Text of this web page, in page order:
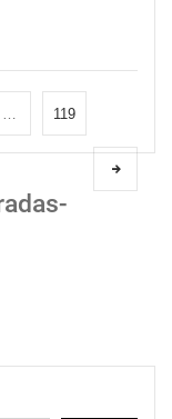
119